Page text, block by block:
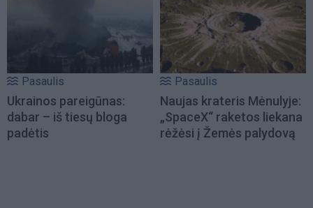
Pasaulis
Ukrainos pareigūnas:
dabar – iš tiesų bloga
padėtis
Pasaulis
Naujas krateris Mėnulyje:
„SpaceX“ raketos liekana
rėžėsi į Žemės palydovą